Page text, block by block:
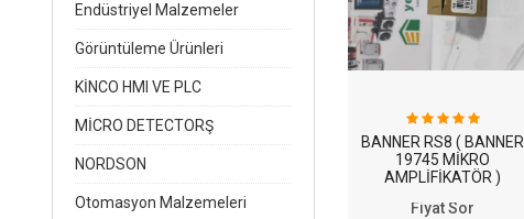
Endüstriyel Malzemeler
Görüntüleme Ürünleri
KİNCO HMI VE PLC
MİCRO DETECTORŞ
NORDSON
Otomasyon Malzemeleri
BANNER RS8 ( BANNER
19745 MİKRO
AMPLİFİKATÖR )
Fiyat Sor